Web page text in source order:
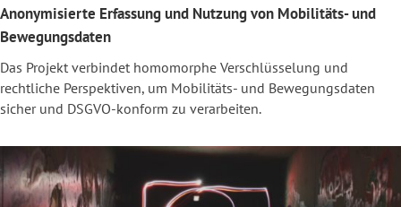
Anonymisierte Erfassung und Nutzung von Mobilitäts- und
Bewegungsdaten
Das Projekt verbindet homomorphe Verschlüsselung und
rechtliche Perspektiven, um Mobilitäts- und Bewegungsdaten
sicher und DSGVO-konform zu verarbeiten.